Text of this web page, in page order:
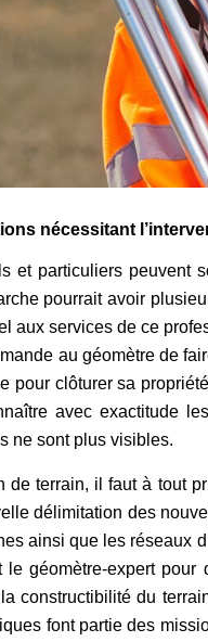
nécessitant
et particuliers peuvent
pourrait avoir
aux services de ce
au géomètre de
pour clôturer sa
avec exactitude
ne sont plus visibles.
de terrain, il faut à tout
délimitation des
ainsi que les réseaux
géomètre-expert
constructibilité du
font partie des